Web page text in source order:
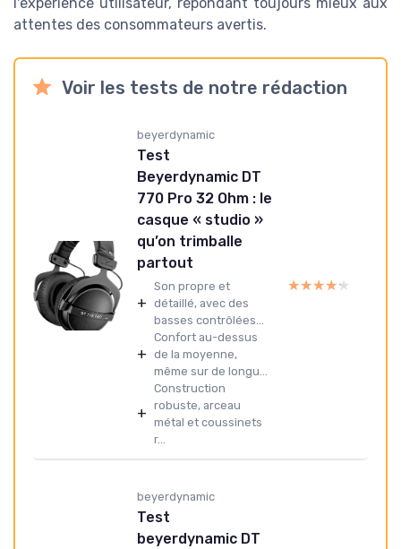
l'expérience utilisateur, répondant toujours mieux aux
attentes des consommateurs avertis.
Voir les tests de notre rédaction
beyerdynamic
Test
Beyerdynamic DT
770 Pro 32 Ohm : le
casque « studio »
qu’on trimballe
partout
+
Son propre et
détaillé, avec des
basses contrôlées...
+
Confort au-dessus
de la moyenne,
même sur de longu...
+
Construction
robuste, arceau
métal et coussinets
r...
★★★★★
★★★★★
beyerdynamic
Test
beyerdynamic DT